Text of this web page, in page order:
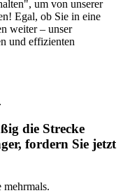
um von unserer
Egal, ob Sie in eine
weiter – unser
und effizienten
die Strecke
fordern Sie jetzt